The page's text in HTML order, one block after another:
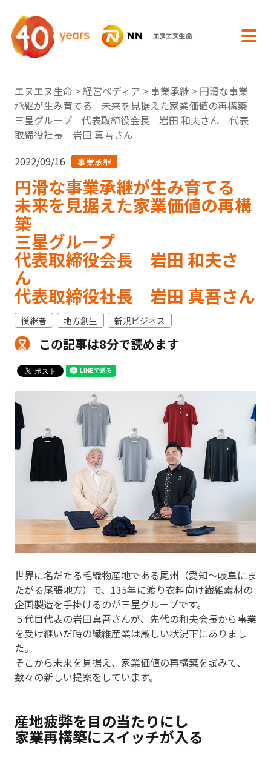
エヌエヌ生命 >経営ペディア > 事業承継 > 円滑な事業
承継が生み育てる 未来を見据えた家業価値の再構築
三星グループ 代表取締役会長 岩田 和夫さん 代表
取締役社長 岩田 真吾さん
2022/09/16
事業承継
円滑な事業承継が生み育てる
未来を見据えた家業価値の再構
築
三星グループ
代表取締役会長 岩田 和夫さ
ん
代表取締役社長 岩田 真吾さん
後継者 地方創生 新規ビジネス
この記事は8分で読めます
世界に名だたる毛織物産地である尾州（愛知〜岐阜にま
たがる尾張地方）で、135年に渡り衣料向け繊維素材の
企画製造を手掛けるのが三星グループです。
５代目代表の岩田真吾さんが、先代の和夫会長から事業
を受け継いだ時の繊維産業は厳しい状況下にありまし
た。
そこから未来を見据え、家業価値の再構築を試みて、
数々の新しい提案をしています。
産地疲弊を目の当たりにし
家業再構築にスイッチが入る